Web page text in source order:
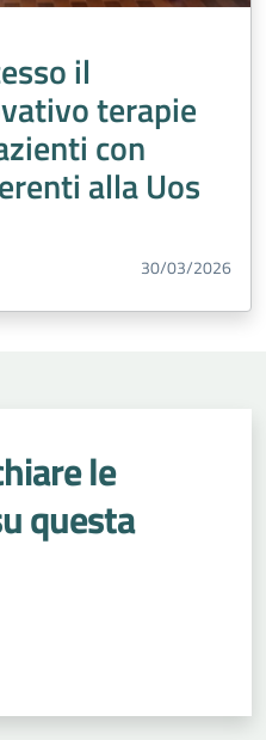
il
terapie
con
alla Uos
30/03/2026
le
questa
da 1 a 5 stelle